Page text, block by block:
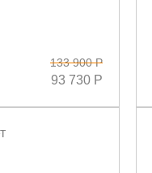
133 900 Р
93 730 Р